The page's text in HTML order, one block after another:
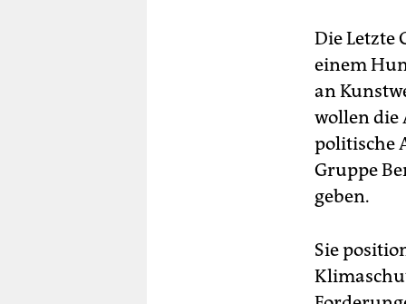
Die Letzte
einem
an
wollen die
politische
Gruppe
geben.
Sie